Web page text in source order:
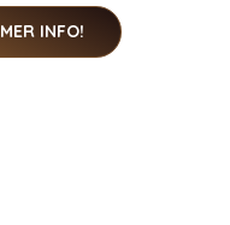
MER INFO!